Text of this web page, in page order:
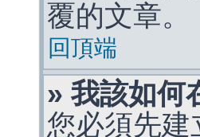
覆的文章。
回頂端
» 我該如何
您必須先